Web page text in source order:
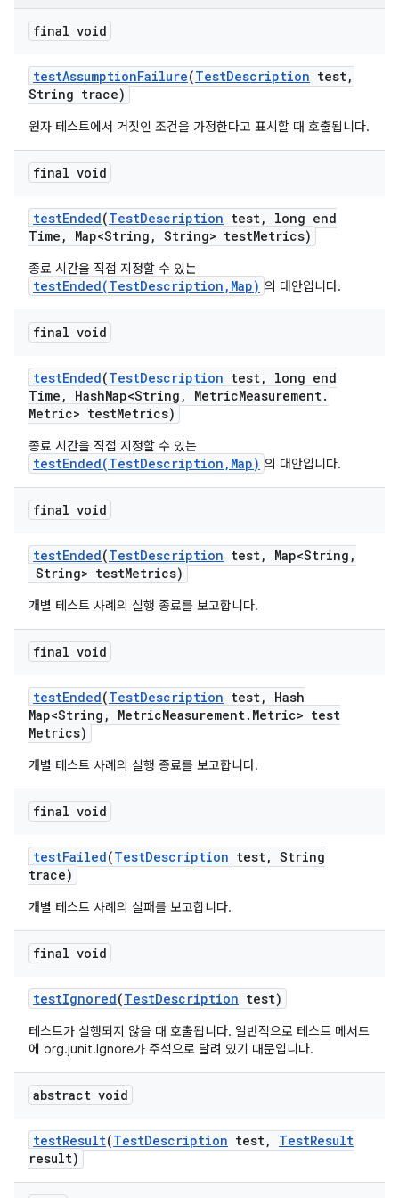
final void
testAssumptionFailure(TestDescription test,
String trace)
원자 테스트에서 거짓인 조건을 가정한다고 표시할 때 호출됩니다.
final void
testEnded(TestDescription test,
long end
Time , Map<String , String> testMetrics)
종료 시간을 직접 지정할 수 있는
testEnded(TestDescription,Map) 의 대안입니다.
final void
testEnded(TestDescription test,
long end
Time , HashMap<String , MetricMeasurement.
Metric> testMetrics)
종료 시간을 직접 지정할 수 있는
testEnded(TestDescription,Map) 의 대안입니다.
final void
testEnded(TestDescription test, Map<String ,
String> testMetrics)
개별 테스트 사례의 실행 종료를 보고합니다.
final void
testEnded(TestDescription test,
Hash
Map<String , MetricMeasurement. Metric> test
Metrics)
개별 테스트 사례의 실행 종료를 보고합니다.
final void
testFailed(TestDescription test, String
trace)
개별 테스트 사례의 실패를 보고합니다.
final void
testIgnored(TestDescription test)
테스트가 실행되지 않을 때 호출됩니다. 일반적으로 테스트 메서드
에 org.junit.Ignore가 주석으로 달려 있기 때문입니다.
abstract void
testResult(TestDescription test, TestResult
result)